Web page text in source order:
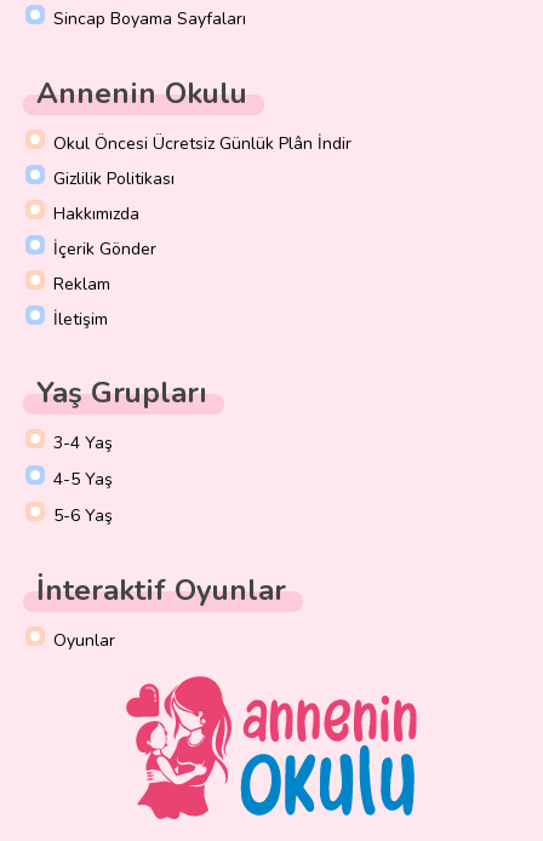
Sincap Boyama Sayfaları
Annenin Okulu
Okul Öncesi Ücretsiz Günlük Plân İndir
Gizlilik Politikası
Hakkımızda
İçerik Gönder
Reklam
İletişim
Yaş Grupları
3-4 Yaş
4-5 Yaş
5-6 Yaş
İnteraktif Oyunlar
Oyunlar